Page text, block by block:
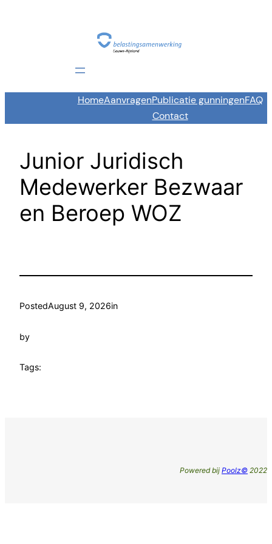
HomeAanvragenPublicatie gunningenFAQ
Contact
Junior Juridisch
Medewerker Bezwaar
en Beroep WOZ
PostedAugust 9, 2026in
by
Tags:
Powered bij Poolz© 2022